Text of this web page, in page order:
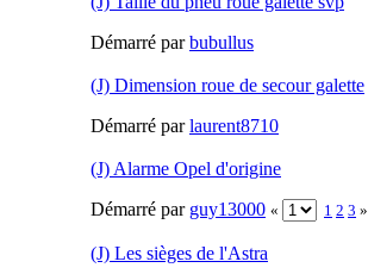
Démarré parbubullus
(J) Dimension roue de secour galette
Démarré parlaurent8710
(J) Alarme Opel d'origine
Démarré par guy13000 « 1 2 3 »
(J) Les sièges de l'Astra